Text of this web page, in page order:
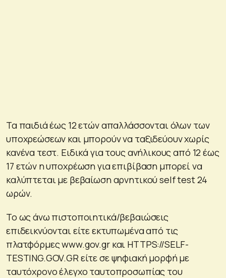
Τα παιδιά έως 12 ετών απαλλάσσονται όλων των
υποχρεώσεων και μπορούν να ταξιδεύουν χωρίς
κανένα τεστ. Ειδικά για τους ανήλικους από 12 έως
17 ετών η υποχρέωση για επιβίβαση μπορεί να
καλύπτεται με βεβαίωση αρνητικού self test 24
ωρών.
Το ως άνω πιστοποιητικά/βεβαιώσεις
επιδεικνύονται είτε εκτυπωμένα από τις
πλατφόρμες www.gov.gr και HTTPS://SELF-
TESTING.GOV.GR είτε σε ψηφιακή μορφή με
ταυτόχρονο έλεγχο ταυτοπροσωπίας του